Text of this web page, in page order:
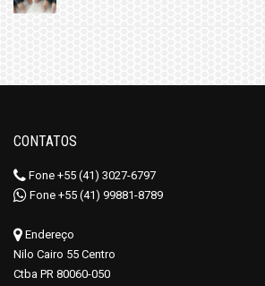
CONTATOS
Fone +55 (41) 3027-6797
Fone +55 (41) 99881-8789
Endereço
Nilo Cairo 55 Centro
Ctba PR 80060-050